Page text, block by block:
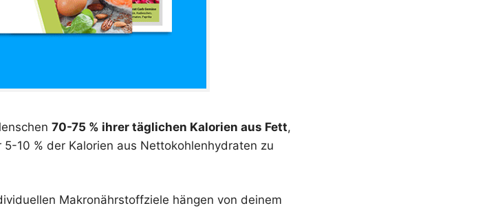
70-75 % ihrer täglichen Kalorien aus Fett,
10 % der Kalorien aus Nettokohlenhydraten zu
Makronährstoffziele hängen von deinem